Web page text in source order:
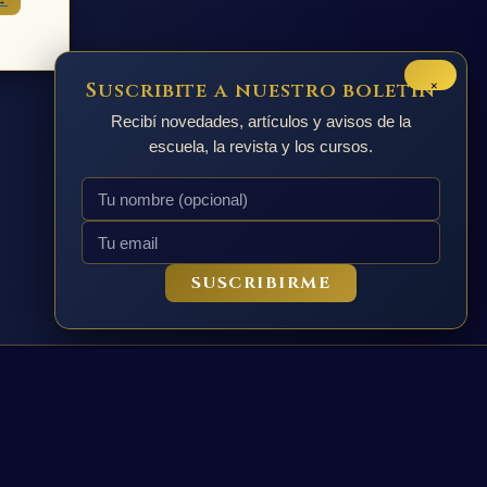
×
Suscribite a nuestro boletín
Recibí novedades, artículos y avisos de la
escuela, la revista y los cursos.
SUSCRIBIRME